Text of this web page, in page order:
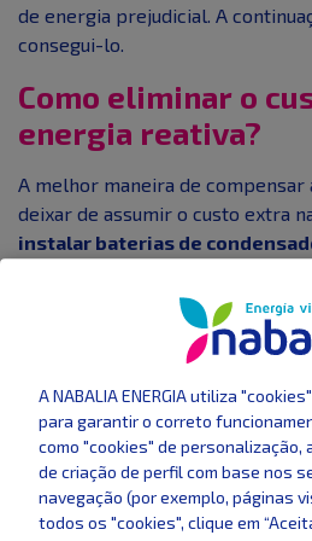
de energia prejudicial. A
consegui-lo.
Como eliminar o
energia reativa?
A melhor maneira de compensar
deixar de assumir o custo extra
instalar baterias de
série de vantagens:
Evitar penalizações pela
aparelhos otimizam o
elétrica, diminuem ou
melhoram o fator de
Estes aparelhos são de um
assumido e facilmente
A NABALIA ENERGIA utiliza
para garantir o correto
como "cookies" de
de criação de perfil com base nos
navegação (por exemplo, páginas
todos os "cookies", clique em